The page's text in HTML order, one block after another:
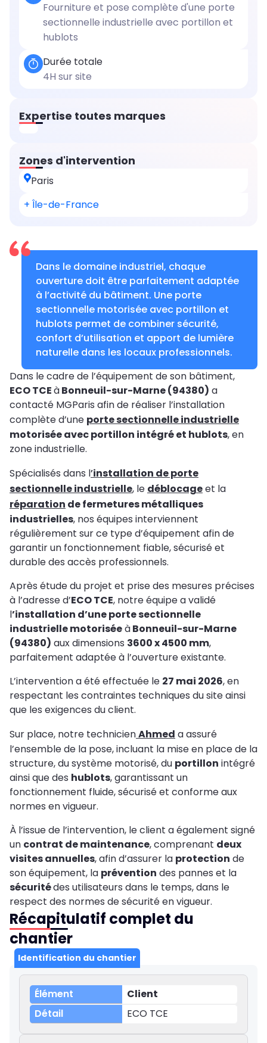
Fourniture et pose complète d'une porte
sectionnelle industrielle avec portillon et
hublots
Durée totale
4H sur site
Expertise toutes marques
Zones d'intervention
Paris
+ Île-de-France
Dans le domaine industriel, chaque
ouverture doit être parfaitement adaptée
à l’activité du bâtiment. Une porte
sectionnelle motorisée avec portillon et
hublots permet de combiner sécurité,
confort d’utilisation et apport de lumière
naturelle dans les locaux professionnels.
Dans le cadre de l’équipement de son bâtiment,
ECO TCEàBonneuil-sur-Marne (94380) a
contacté MGParis afin de réaliser l’installation
complète d’une porte sectionnelle industrielle
motorisée avec portillon intégré et hublots, en
zone industrielle.
Spécialisés dans l’installation de porte
sectionnelle industrielle, le déblocageet la
réparation de fermetures métalliques
industrielles, nos équipes interviennent
régulièrement sur ce type d’équipement afin de
garantir un fonctionnement fiable, sécurisé et
durable des accès professionnels.
Après étude du projet et prise des mesures précises
à l’adresse d’ECO TCE, notre équipe a validé
l’installation d’une porte sectionnelle
industrielle motoriséeàBonneuil-sur-Marne
(94380) aux dimensions 3600 x 4500 mm,
parfaitement adaptée à l’ouverture existante.
L’intervention a été effectuée le 27 mai 2026, en
respectant les contraintes techniques du site ainsi
que les exigences du client.
Sur place, notre technicienAhmed a assuré
l’ensemble de la pose, incluant la mise en place de la
structure, du système motorisé, du portillon intégré
ainsi que des hublots, garantissant un
fonctionnement fluide, sécurisé et conforme aux
normes en vigueur.
À l’issue de l’intervention, le client a également signé
un contrat de maintenance, comprenant deux
visites annuelles, afin d’assurer la protection de
son équipement, la prévention des pannes et la
sécuritédes utilisateurs dans le temps, dans le
respect des normes de sécurité en vigueur.
Récapitulatif complet du
chantier
Identification du chantier
Client
ECO TCE